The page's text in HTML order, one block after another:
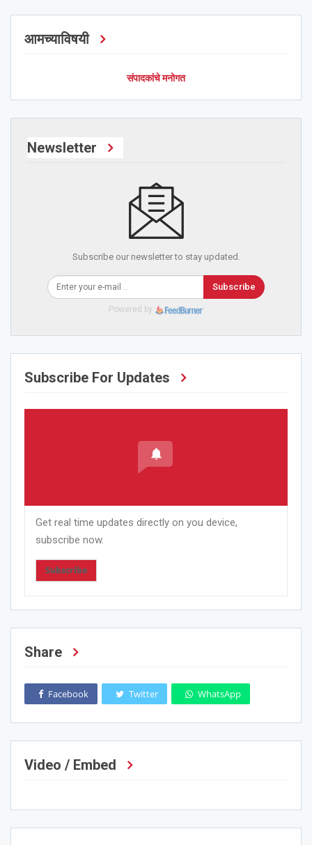
आमच्याविषयी
संपादकांचे मनोगत
Newsletter
Subscribe our newsletter to stay updated.
Subscribe
Powered by
Subscribe For Updates
Get real time updates directly on you device,
subscribe now.
Subscribe
Share
Facebook Twitter WhatsApp
Video / Embed